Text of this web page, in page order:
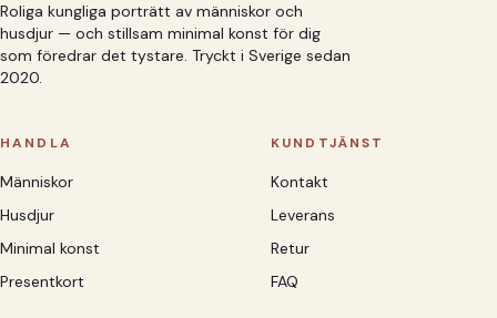
Roliga kungliga porträtt av människor och
husdjur — och stillsam minimal konst för dig
som föredrar det tystare. Tryckt i Sverige sedan
2020.
HANDLA
Människor
Husdjur
Minimal konst
Presentkort
KUNDTJÄNST
Kontakt
Leverans
Retur
FAQ